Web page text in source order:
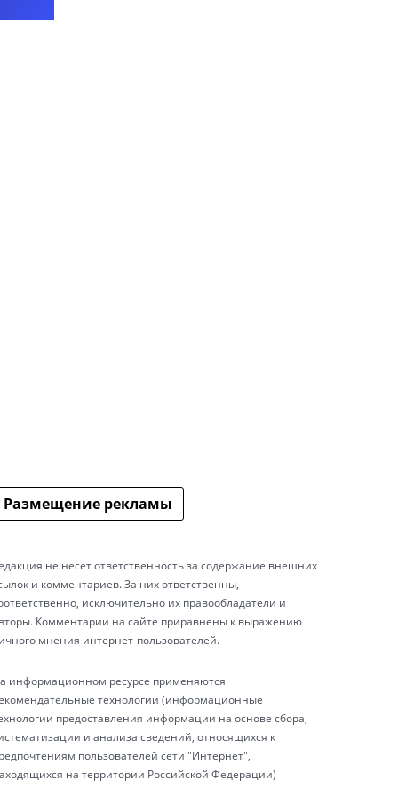
Размещение рекламы
не несет ответственность за содержание внешних
и комментариев. За них ответственны,
исключительно их правообладатели и
Комментарии на сайте приравнены к выражению
мнения интернет-пользователей.
информационном ресурсе применяются
технологии (информационные
предоставления информации на основе сбора,
и анализа сведений, относящихся к
пользователей сети "Интернет",
на территории Российской Федерации)